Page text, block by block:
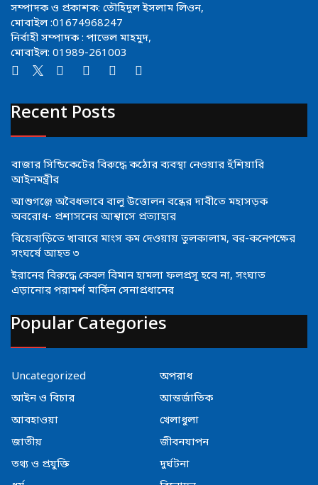
সম্পাদক ও প্রকাশক: তৌহিদুল ইসলাম লিওন,
মোবাইল :01674968247
নির্বাহী সম্পাদক : পাভেল মাহমুদ,
মোবাইল: 01989-261003
Recent Posts
বাজার সিন্ডিকেটের বিরুদ্ধে কঠোর ব্যবস্থা নেওয়ার হুঁশিয়ারি
আইনমন্ত্রীর
আশুগঞ্জে অবৈধভাবে বালু উত্তোলন বন্ধের দাবীতে মহাসড়ক
অবরোধ- প্রশাসনের আশ্বাসে প্রত্যাহার
বিয়েবাড়িতে খাবারে মাংস কম দেওয়ায় তুলকালাম, বর-কনেপক্ষের
সংঘর্ষে আহত ৩
ইরানের বিরুদ্ধে কেবল বিমান হামলা ফলপ্রসূ হবে না, সংঘাত
এড়ানোর পরামর্শ মার্কিন সেনাপ্রধানের
Popular Categories
Uncategorized
অপরাধ
আইন ও বিচার
আন্তর্জাতিক
আবহাওয়া
খেলাধুলা
জাতীয়
জীবনযাপন
তথ্য ও প্রযুক্তি
দুর্ঘটনা